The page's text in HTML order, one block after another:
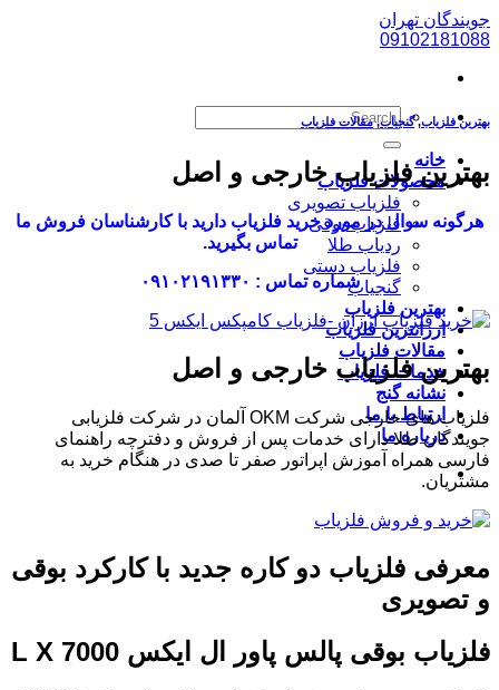
پرش
به
جویندگان تهران
09102181088
خانه
محصولات فلزیاب
فلزیاب تصویری
فلزیاب بوقی
ردیاب طلا
فلزیاب دستی
گنجیاب
بهترین فلزیاب
ارزانترین فلزیاب
مقالات فلزیاب
خدمات فلزیاب
نشانه گنج
ارتباط با ما
درباره ما
بهترین فلزیاب,گنجیاب,مقالات فلزیاب
بهترین فلزیاب خارجی و اصل
هرگونه سوال در مورد خرید فلزیاب دارید با کارشناسان فروش ما
تماس بگیرید.
شماره تماس : ۰۹۱۰۲۱۹۱۳۳۰
بهترین فلزیاب خارجی و اصل
فلزیاب های خارجی شرکت OKM آلمان در شرکت فلزیابی
جویندگان طلا دارای خدمات پس از فروش و دفترچه راهنمای
فارسی همراه آموزش اپراتور صفر تا صدی در هنگام خرید به
مشتریان.
معرفی فلزیاب دو کاره جدید با کارکرد بوقی
و تصویری
فلزیاب بوقی پالس پاور ال ایکس L X 7000